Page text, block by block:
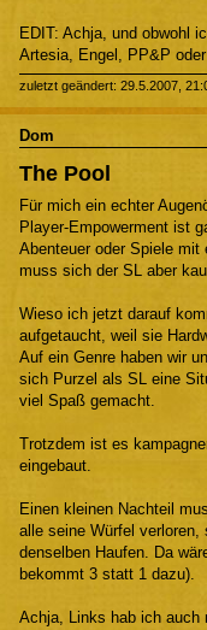
EDIT: Achja, und obwohl
Artesia, Engel, PP&P
zuletzt geändert: 29.5.2007,
Dom
The Pool
Für mich ein echter
Player-Empowerment ist
Abenteuer oder Spiele
muss sich der SL aber
Wieso ich jetzt darauf
aufgetaucht, weil sie
Auf ein Genre haben wir
sich Purzel als SL eine
viel Spaß gemacht.
Trotzdem ist es
eingebaut.
Einen kleinen Nachteil
alle seine Würfel
denselben Haufen. Da
bekommt 3 statt 1 dazu).
Achja, Links hab ich auch